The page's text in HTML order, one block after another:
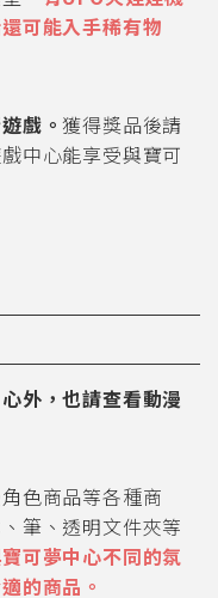
可能入手稀有物
戲。獲得獎品後請
中心能享受與寶可
外，也請查看動漫
色商品等各種商
筆、透明文件夾等
可夢中心不同的氛
的商品。